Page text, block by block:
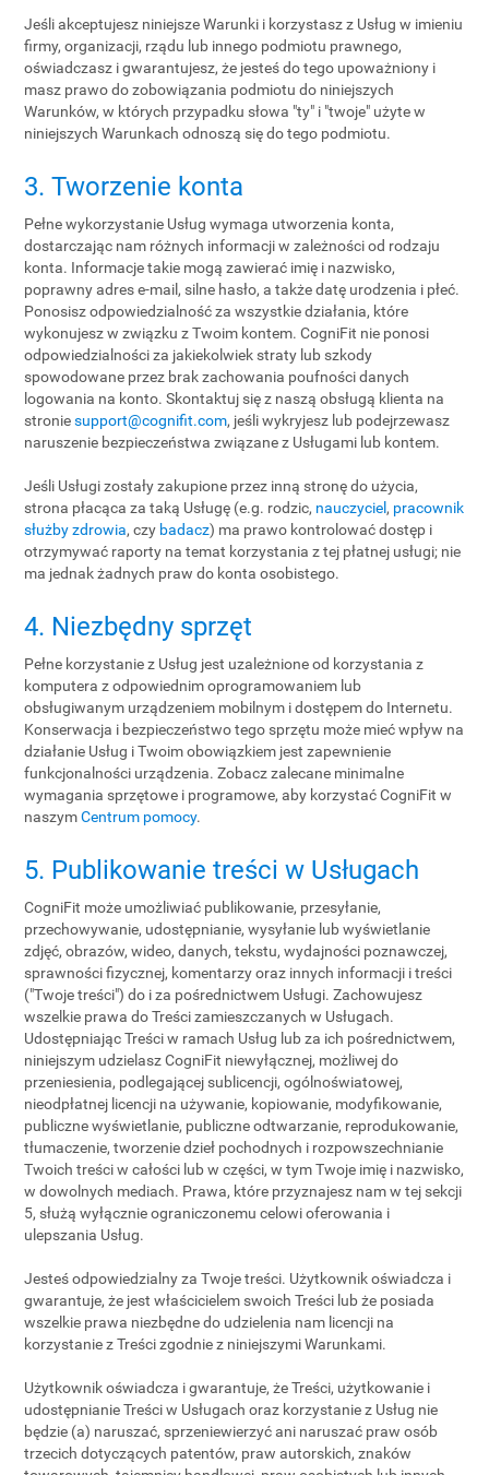
Jeśli akceptujesz niniejsze Warunki i korzystasz z Usług w imieniu
firmy, organizacji, rządu lub innego podmiotu prawnego,
oświadczasz i gwarantujesz, że jesteś do tego upoważniony i
masz prawo do zobowiązania podmiotu do niniejszych
Warunków, w których przypadku słowa "ty" i "twoje" użyte w
niniejszych Warunkach odnoszą się do tego podmiotu.
3. Tworzenie konta
Pełne wykorzystanie Usług wymaga utworzenia konta,
dostarczając nam różnych informacji w zależności od rodzaju
konta. Informacje takie mogą zawierać imię i nazwisko,
poprawny adres e-mail, silne hasło, a także datę urodzenia i płeć.
Ponosisz odpowiedzialność za wszystkie działania, które
wykonujesz w związku z Twoim kontem. CogniFit nie ponosi
odpowiedzialności za jakiekolwiek straty lub szkody
spowodowane przez brak zachowania poufności danych
logowania na konto. Skontaktuj się z naszą obsługą klienta na
stroniesupport@cognifit.com, jeśli wykryjesz lub podejrzewasz
naruszenie bezpieczeństwa związane z Usługami lub kontem.
Jeśli Usługi zostały zakupione przez inną stronę do użycia,
strona płacąca za taką Usługę (e.g. rodzic, nauczyciel , pracownik
służby zdrowia, czy badacz) ma prawo kontrolować dostęp i
otrzymywać raporty na temat korzystania z tej płatnej usługi; nie
ma jednak żadnych praw do konta osobistego.
4. Niezbędny sprzęt
Pełne korzystanie z Usług jest uzależnione od korzystania z
komputera z odpowiednim oprogramowaniem lub
obsługiwanym urządzeniem mobilnym i dostępem do Internetu.
Konserwacja i bezpieczeństwo tego sprzętu może mieć wpływ na
działanie Usług i Twoim obowiązkiem jest zapewnienie
funkcjonalności urządzenia. Zobacz zalecane minimalne
wymagania sprzętowe i programowe, aby korzystać CogniFit w
naszymCentrum pomocy.
5. Publikowanie treści w Usługach
CogniFit może umożliwiać publikowanie, przesyłanie,
przechowywanie, udostępnianie, wysyłanie lub wyświetlanie
zdjęć, obrazów, wideo, danych, tekstu, wydajności poznawczej,
sprawności fizycznej, komentarzy oraz innych informacji i treści
("Twoje treści") do i za pośrednictwem Usługi. Zachowujesz
wszelkie prawa do Treści zamieszczanych w Usługach.
Udostępniając Treści w ramach Usług lub za ich pośrednictwem,
niniejszym udzielasz CogniFit niewyłącznej, możliwej do
przeniesienia, podlegającej sublicencji, ogólnoświatowej,
nieodpłatnej licencji na używanie, kopiowanie, modyfikowanie,
publiczne wyświetlanie, publiczne odtwarzanie, reprodukowanie,
tłumaczenie, tworzenie dzieł pochodnych i rozpowszechnianie
Twoich treści w całości lub w części, w tym Twoje imię i nazwisko,
w dowolnych mediach. Prawa, które przyznajesz nam w tej sekcji
5, służą wyłącznie ograniczonemu celowi oferowania i
ulepszania Usług.
Jesteś odpowiedzialny za Twoje treści. Użytkownik oświadcza i
gwarantuje, że jest właścicielem swoich Treści lub że posiada
wszelkie prawa niezbędne do udzielenia nam licencji na
korzystanie z Treści zgodnie z niniejszymi Warunkami.
Użytkownik oświadcza i gwarantuje, że Treści, użytkowanie i
udostępnianie Treści w Usługach oraz korzystanie z Usług nie
będzie (a) naruszać, sprzeniewierzyć ani naruszać praw osób
trzecich dotyczących patentów, praw autorskich, znaków